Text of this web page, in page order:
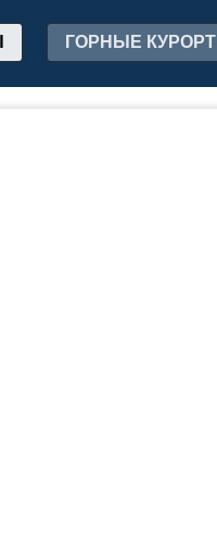
ГОРНЫЕ